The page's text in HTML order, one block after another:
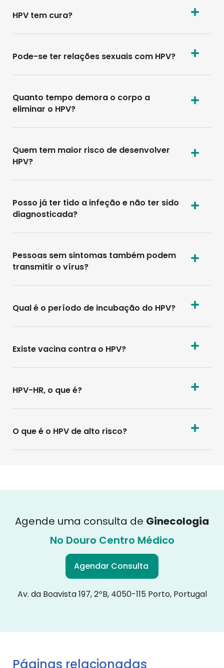
HPV tem cura?
Pode-se ter relações sexuais com HPV?
Quanto tempo demora o corpo a
eliminar o HPV?
Quem tem maior risco de desenvolver
HPV?
Posso já ter tido a infeção e não ter sido
diagnosticada?
Pessoas sem sintomas também podem
transmitir o vírus?
Qual é o período de incubação do HPV?
Existe vacina contra o HPV?
HPV-HR, o que é?
O que é o HPV de alto risco?
Agende uma consulta de Ginecologia
No Douro Centro Médico
Agendar Consulta
Av. da Boavista 197, 2ºB, 4050-115 Porto, Portugal
Páginas relacionadas